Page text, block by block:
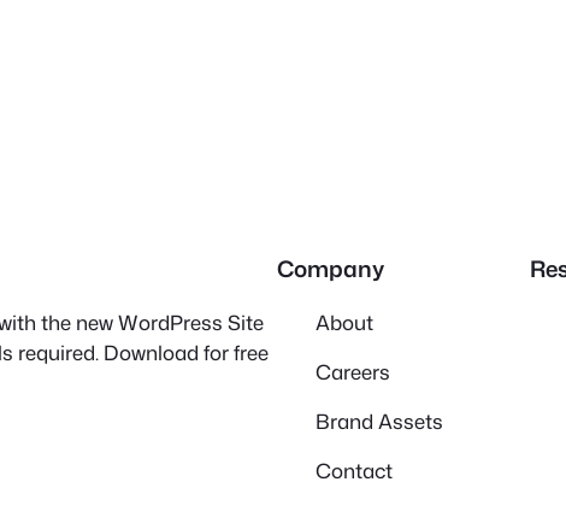
the new WordPress Site
required. Download for free
Company
About
Careers
Brand Assets
Contact